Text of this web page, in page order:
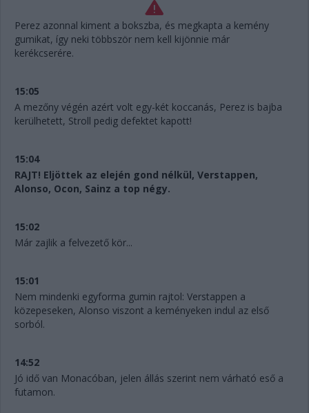
Perez azonnal kiment a bokszba, és megkapta a kemény
gumikat, így neki többször nem kell kijönnie már
kerékcserére.
15:05
A mezőny végén azért volt egy-két koccanás, Perez is bajba
kerülhetett, Stroll pedig defektet kapott!
15:04
RAJT! Eljöttek az elején gond nélkül, Verstappen,
Alonso, Ocon, Sainz a top négy.
15:02
Már zajlik a felvezető kör...
15:01
Nem mindenki egyforma gumin rajtol: Verstappen a
közepeseken, Alonso viszont a keményeken indul az első
sorból.
14:52
Jó idő van Monacóban, jelen állás szerint nem várható eső a
futamon.